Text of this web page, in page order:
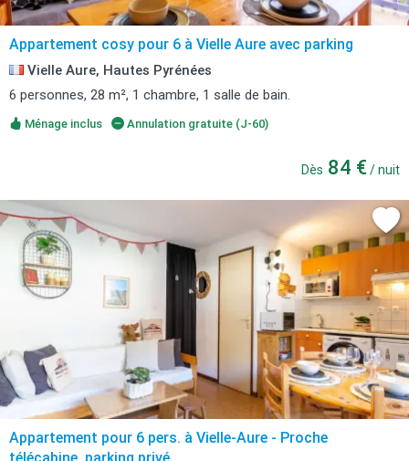
Appartement cosy pour 6 à Vielle Aure avec parking
Vielle Aure, Hautes Pyrénées
6 personnes, 28 m², 1 chambre, 1 salle de bain.
Ménage inclus Annulation gratuite (J-60)
Dès 84 € / nuit
Appartement pour 6 pers. à Vielle-Aure - Proche